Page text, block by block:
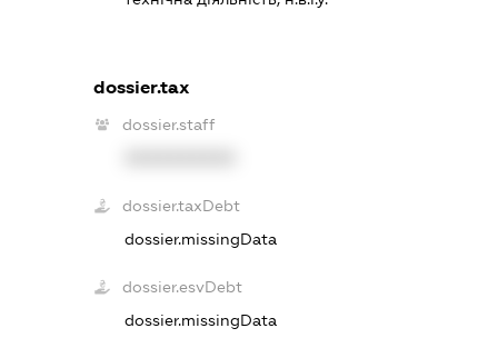
dossier.tax
dossier.staff
dossier.taxDebt
dossier.missingData
dossier.esvDebt
dossier.missingData